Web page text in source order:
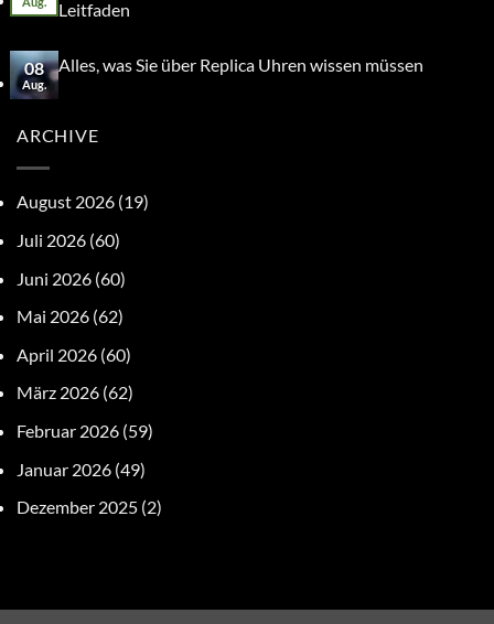
Leitfaden
08
Aug.
Alles, was Sie über Replica Uhren wissen müssen
ARCHIVE
August 2026 (19)
Juli 2026 (60)
Juni 2026 (60)
Mai 2026 (62)
April 2026 (60)
März 2026 (62)
Februar 2026 (59)
Januar 2026 (49)
Dezember 2025 (2)